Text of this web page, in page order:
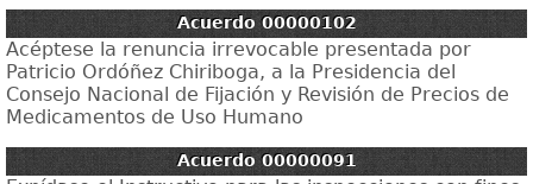
Acuerdo 00000102
Acéptese la renuncia irrevocable presentada por
Patricio Ordóñez Chiriboga, a la Presidencia del
Consejo Nacional de Fijación y Revisión de Precios de
Medicamentos de Uso Humano
Acuerdo 00000091